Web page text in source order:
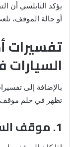
يؤكد النابلسي أن
أو حالة الموقف،
تفسيرات
السيارات
بالإضافة إلى
تظهر في حلم موقف
1. موقف السيارات الكبير